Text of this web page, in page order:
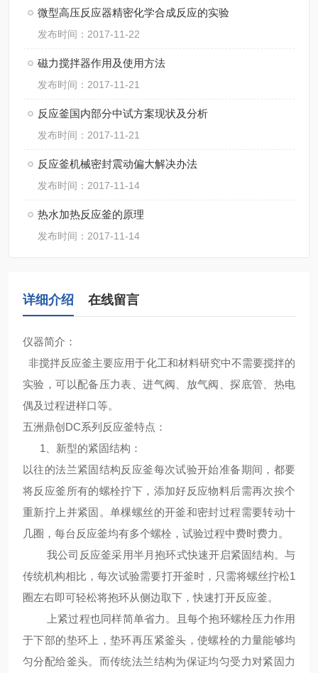
微型高压反应器精密化学合成反应的实验
发布时间：2017-11-22
磁力搅拌器作用及使用方法
发布时间：2017-11-21
反应釜国内部分中试方案现状及分析
发布时间：2017-11-21
反应釜机械密封震动偏大解决办法
发布时间：2017-11-14
热水加热反应釜的原理
发布时间：2017-11-14
详细介绍 在线留言
仪器简介 ：
非搅拌反应釜主要应用于化工和材料研究中不需要搅拌的
实验，可以配备压力表、进气阀、放气阀、探底管、热电
偶及过程进样口等。
五洲鼎创DC系列反应釜特点 ：
1、新型的紧固结构：
以往的法兰紧固结构反应釜每次试验开始准备期间，都要
将反应釜所有的螺栓拧下，添加好反应物料后需再次挨个
重新拧上并紧固。单棵螺丝的开釜和密封过程需要转动十
几圈，每台反应釜均有多个螺栓，试验过程中费时费力。
我公司反应釜采用半月抱环式快速开启紧固结构。与
传统机构相比，每次试验需要打开釜时，只需将螺丝拧松1
圈左右即可轻松将抱环从侧边取下，快速打开反应釜。
上紧过程也同样简单省力。且每个抱环螺栓压力作用
于下部的垫环上，垫环再压紧釜头，使螺栓的力量能够均
匀分配给釜头。而传统法兰结构为保证均匀受力对紧固力